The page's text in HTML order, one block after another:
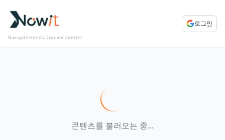
Navigate trends Discover interest
로그인
콘텐츠를 불러오는 중...